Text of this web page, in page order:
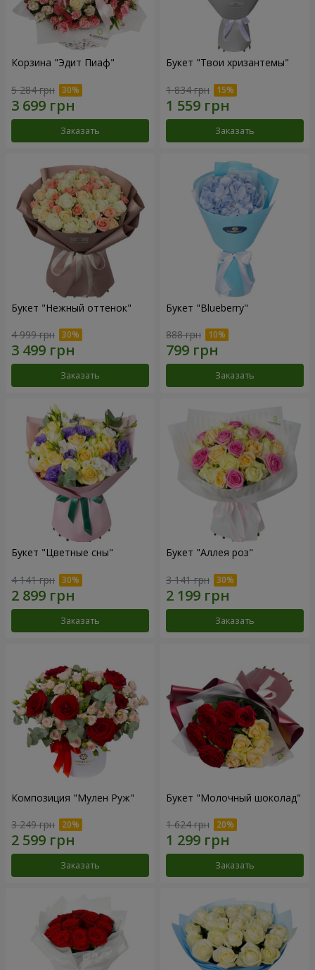
Корзина "Эдит Пиаф"
5 284 грн
Заказать
Букет "Твои хризантемы"
1 834 грн
Заказать
Букет "Нежный оттенок"
4 999 грн
Заказать
Букет "Blueberry"
888 грн
Заказать
Букет "Цветные сны"
4 141 грн
Заказать
Букет "Аллея роз"
3 141 грн
Заказать
Композиция "Мулен Руж"
3 249 грн
Заказать
Букет "Молочный шоколад"
1 624 грн
Заказать